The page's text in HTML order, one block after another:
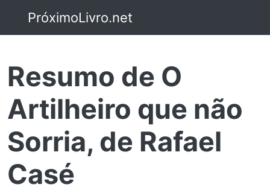
PróximoLivro.net
Resumo de O
Artilheiro que não
Sorria, de Rafael
Casé